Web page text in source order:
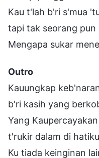
Kau t'lah b'ri s'mua
tapi tak seorang pun
Mengapa sukar
Outro
Kauungkap
b'ri kasih yang
Yang
t'rukir dalam di
Ku tiada keinginan